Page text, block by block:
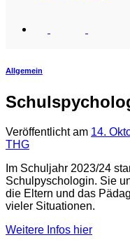
Allgemein
Veröffentlicht am 14.
THG
Im Schuljahr 2023/24
Schulpyschologin. Sie
die Eltern und das
vieler Situationen.
Weitere Infos hier